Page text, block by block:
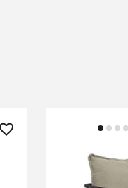
84 990 ₽
Кресло